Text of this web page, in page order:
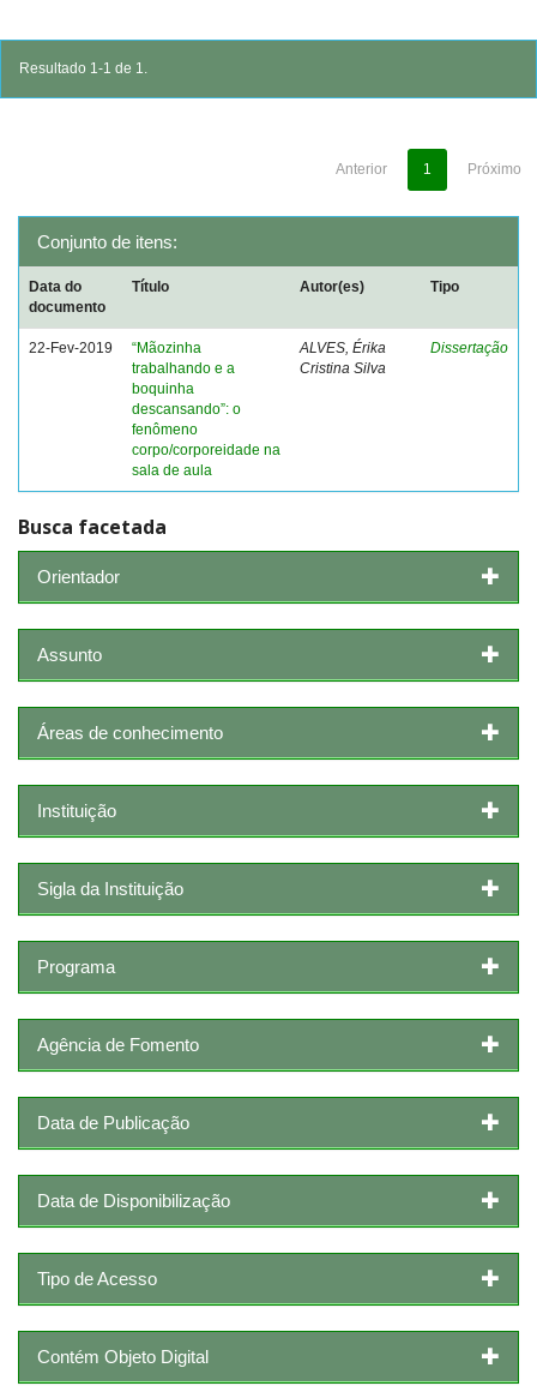
Resultado 1-1 de 1.
Anterior 1 Próximo
Conjunto de itens:
Data do
documento
Título Autor(es) Tipo
22-Fev-2019
“Mãozinha
trabalhando e a
boquinha
descansando”: o
fenômeno
corpo/corporeidade na
sala de aula
ALVES, Érika
Cristina Silva
Dissertação
Busca facetada
Orientador
Assunto
Áreas de conhecimento
Instituição
Sigla da Instituição
Programa
Agência de Fomento
Data de Publicação
Data de Disponibilização
Tipo de Acesso
Contém Objeto Digital